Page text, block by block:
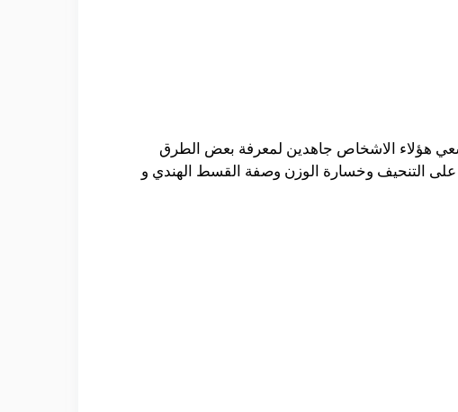
هؤلاء الاشخاص جاهدين لمعرفة بعض الطرق
على التنحيف وخسارة الوزن وصفة القسط الهندي و